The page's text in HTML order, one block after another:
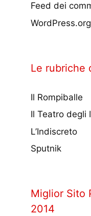
Feed dei
WordPress.org
Le rubriche
Il Rompiballe
Il Teatro degli
L’Indiscreto
Sputnik
Miglior Sito
2014